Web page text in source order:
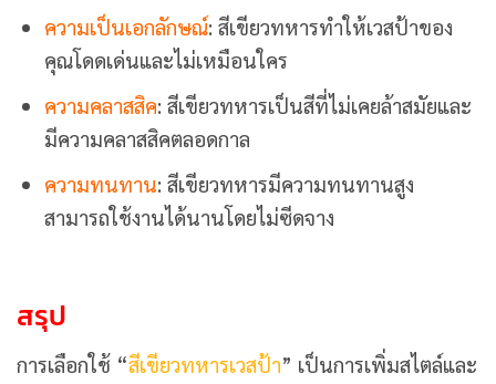
ความเป็นเอกลักษณ์: สีเขียวทหารทำให้เวสป้าของ
คุณโดดเด่นและไม่เหมือนใคร
ความคลาสสิค: สีเขียวทหารเป็นสีที่ไม่เคยล้าสมัยและ
มีความคลาสสิคตลอดกาล
ความทนทาน: สีเขียวทหารมีความทนทานสูง
สามารถใช้งานได้นานโดยไม่ซีดจาง
สรุป
การเลือกใช้ “สีเขียวทหารเวสป้า” เป็นการเพิ่มสไตล์และ